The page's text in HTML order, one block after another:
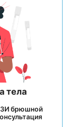
тела
брюшной